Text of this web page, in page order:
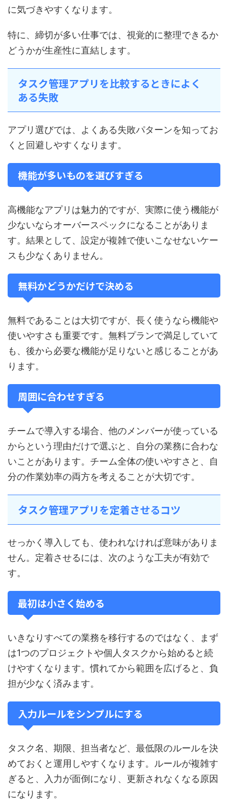
に気づきやすくなります。
特に、締切が多い仕事では、視覚的に整理できるか
どうかが生産性に直結します。
タスク管理アプリを比較するときによく
ある失敗
アプリ選びでは、よくある失敗パターンを知ってお
くと回避しやすくなります。
機能が多いものを選びすぎる
高機能なアプリは魅力的ですが、実際に使う機能が
少ないならオーバースペックになることがありま
す。結果として、設定が複雑で使いこなせないケー
スも少なくありません。
無料かどうかだけで決める
無料であることは大切ですが、長く使うなら機能や
使いやすさも重要です。無料プランで満足していて
も、後から必要な機能が足りないと感じることがあ
ります。
周囲に合わせすぎる
チームで導入する場合、他のメンバーが使っている
からという理由だけで選ぶと、自分の業務に合わな
いことがあります。チーム全体の使いやすさと、自
分の作業効率の両方を考えることが大切です。
タスク管理アプリを定着させるコツ
せっかく導入しても、使われなければ意味がありま
せん。定着させるには、次のような工夫が有効で
す。
最初は小さく始める
いきなりすべての業務を移行するのではなく、まず
は1つのプロジェクトや個人タスクから始めると続
けやすくなります。慣れてから範囲を広げると、負
担が少なく済みます。
入力ルールをシンプルにする
タスク名、期限、担当者など、最低限のルールを決
めておくと運用しやすくなります。ルールが複雑す
ぎると、入力が面倒になり、更新されなくなる原因
になります。